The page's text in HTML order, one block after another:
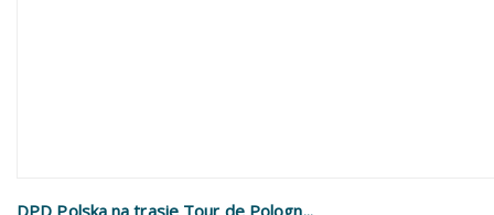
DPD Polska na trasie Tour de Pologn...